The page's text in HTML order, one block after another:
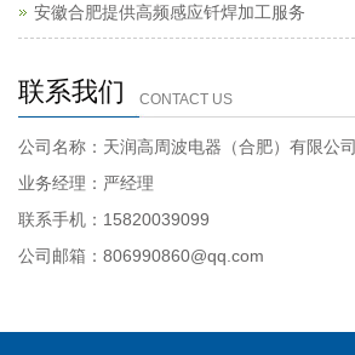
安徽合肥提供高频感应钎焊加工服务
联系我们 CONTACT US
公司名称：天润高周波电器（合肥）有限公司
业务经理：严经理
联系手机：15820039099
公司邮箱：806990860@qq.com